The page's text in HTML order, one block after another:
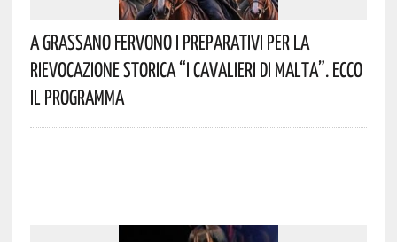
A Grassano Fervono I Preparativi Per La
Rievocazione Storica “I CAVALIERI DI MALTA”. Ecco
Il Programma